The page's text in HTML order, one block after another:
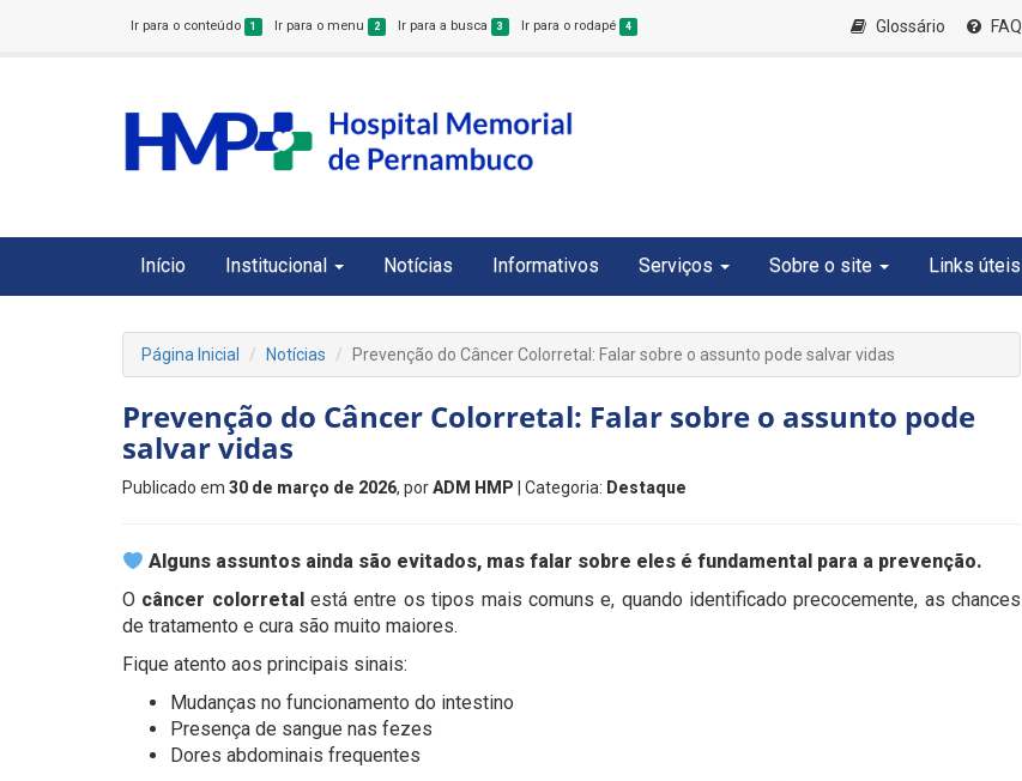
Ir para o conteúdo 1 Ir para o menu 2 Ir para a busca 3 Ir para o rodapé 4 Glossário FAQ
Início Institucional Notícias Informativos Serviços Sobre o site Links úteis
Página Inicial Notícias Prevenção do Câncer Colorretal: Falar sobre o assunto pode salvar vidas
Prevenção do Câncer Colorretal: Falar sobre o assunto pode
salvar vidas
Publicado em 30 de março de 2026, porADM HMP | Categoria: Destaque
Alguns assuntos ainda são evitados, mas falar sobre eles é fundamental para a prevenção.
O câncer colorretalestá entre os tipos mais comuns e, quando identificado precocemente, as chances
de tratamento e cura são muito maiores.
Fique atento aos principais sinais:
Mudanças no funcionamento do intestino
Presença de sangue nas fezes
Dores abdominais frequentes